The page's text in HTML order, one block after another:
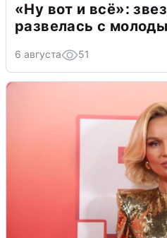
«Ну вот и всё»:
развелась с
6 августа 51